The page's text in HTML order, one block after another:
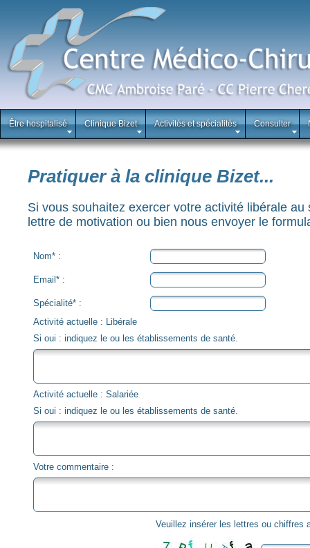
Être hospitalisé Clinique Bizet Activités et spécialités Consulter
Pratiquer à la clinique Bizet...
Si vous souhaitez exercer votre activité libérale
lettre de motivation ou bien nous envoyer le
Nom* :
Email* :
Spécialité* :
Activité actuelle : Libérale
Si oui : indiquez le ou les établissements de santé.
Activité actuelle : Salariée
Si oui : indiquez le ou les établissements de santé.
Votre commentaire :
Veuillez insérer les lettres ou chiffres